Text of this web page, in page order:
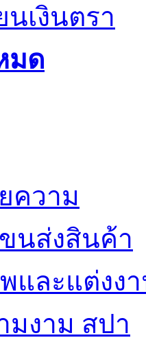
เงินตรา
มด
ความ
นส่งสินค้า
และแต่งง
มงาม สปา